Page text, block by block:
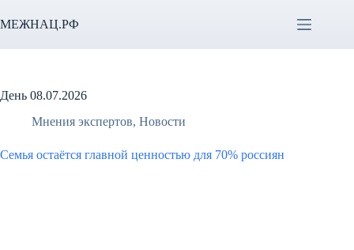
к
МЕЖНАЦ.РФ
День 08.07.2026
Мнения экспертов, Новости
Семья остаётся главной ценностью для 70% россиян